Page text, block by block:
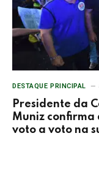
DESTAQUE PRINCIPAL
Presidente da
Muniz confirma
voto a voto na